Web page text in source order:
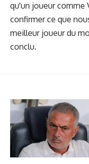
qu'un joueur comme
confirmer ce que
meilleur joueur du
conclu.